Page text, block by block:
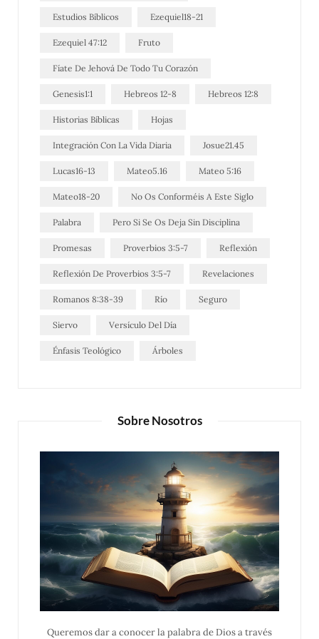
Estudios Bíblicos Ezequiel18-21
Ezequiel 47:12 Fruto
Fíate De Jehová De Todo Tu Corazón
Genesis1:1 Hebreos 12-8 Hebreos 12:8
Historias Bíblicas Hojas
Integración Con La Vida Diaria Josue21.45
Lucas16-13 Mateo5.16 Mateo 5:16
Mateo18-20 No Os Conforméis A Este Siglo
Palabra Pero Si Se Os Deja Sin Disciplina
Promesas Proverbios 3:5-7 Reflexión
Reflexión De Proverbios 3:5-7 Revelaciones
Romanos 8:38-39 Río Seguro
Siervo Versículo Del Día
Énfasis Teológico Árboles
Sobre Nosotros
Queremos dar a conocer la palabra de Dios a través